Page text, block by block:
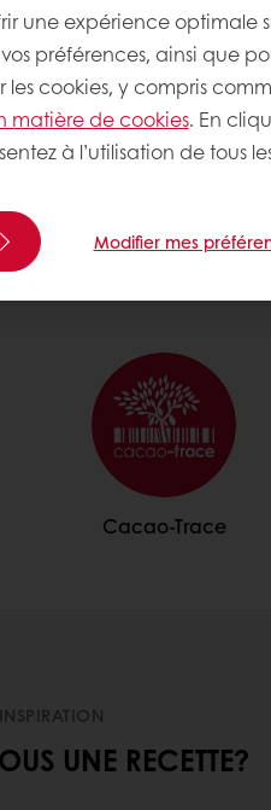
catalogue
Trendy
Cacao-Trace
INSPIRATION
UNE RECETTE?
une expérience optimale
préférences, ainsi que
les cookies, y compris
matière de cookies. En
à l’utilisation de tous
Modifier mes